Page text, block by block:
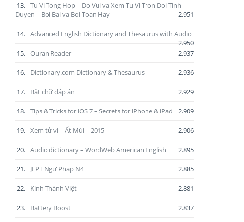
13. Tu Vi Tong Hop – Do Vui va Xem Tu Vi Tron Doi Tinh
Duyen – Boi Bai va Boi Toan Hay
2.951
14. Advanced English Dictionary and Thesaurus with Audio
2.950
15. Quran Reader 2.937
16. Dictionary.com Dictionary & Thesaurus 2.936
17. Bắt chữ đáp án 2.929
18. Tips & Tricks for iOS 7 – Secrets for iPhone & iPad 2.909
19. Xem tử vi – Ất Mùi – 2015 2.906
20. Audio dictionary – WordWeb American English 2.895
21. JLPT Ngữ Pháp N4 2.885
22. Kinh Thánh Việt 2.881
23. Battery Boost 2.837